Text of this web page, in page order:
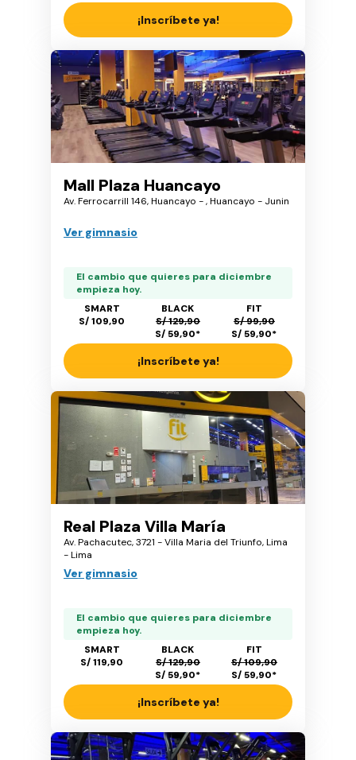
¡Inscríbete ya!
Mall Plaza Huancayo
Av. Ferrocarrill 146, Huancayo - , Huancayo - Junin
Ver gimnasio
El cambio que quieres para diciembre
empieza hoy.
SMART
S/ 109,90
BLACK
S/ 129,90
S/ 59,90*
FIT
S/ 99,90
S/ 59,90*
¡Inscríbete ya!
Real Plaza Villa María
Av. Pachacutec, 3721 - Villa Maria del Triunfo, Lima
- Lima
Ver gimnasio
El cambio que quieres para diciembre
empieza hoy.
SMART
S/ 119,90
BLACK
S/ 129,90
S/ 59,90*
FIT
S/ 109,90
S/ 59,90*
¡Inscríbete ya!